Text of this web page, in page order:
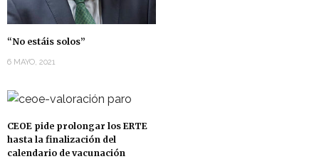
“No estáis solos”
6 MAYO, 2021
CEOE pide prolongar los ERTE
hasta la finalización del
calendario de vacunación